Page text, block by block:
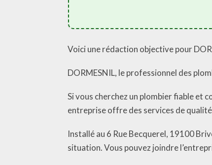
Voici une rédaction objective pour
DORMESNIL, le professionnel des
Si vous cherchez un plombier fiable et
entreprise offre des services de
Installé au 6 Rue Becquerel, 19100
situation. Vous pouvez joindre